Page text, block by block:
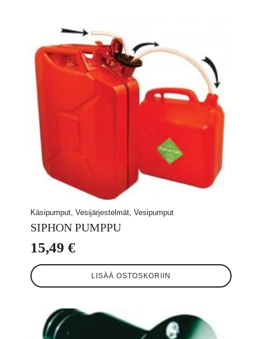
Käsipumput, Vesijärjestelmät, Vesipumput
SIPHON PUMPPU
15,49 €
LISÄÄ OSTOSKORIIN